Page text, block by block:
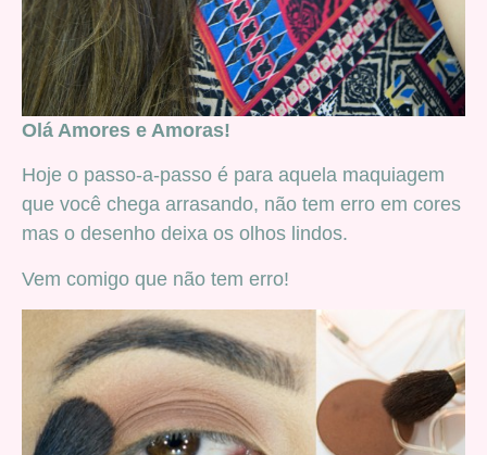
Olá Amores e Amoras!
Hoje o passo-a-passo é para aquela maquiagem
que você chega arrasando, não tem erro em cores
mas o desenho deixa os olhos lindos.
Vem comigo que não tem erro!